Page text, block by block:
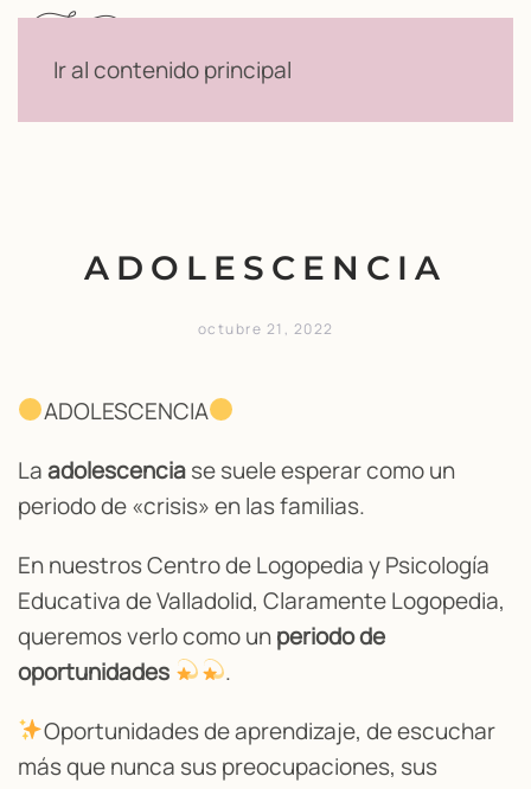
Ir al contenido principal
ADOLESCENCIA
octubre 21, 2022
ADOLESCENCIA
Laadolescenciase suele esperar como un
periodo de «crisis» en las familias.
En nuestros Centro de Logopedia y Psicología
Educativa de Valladolid, Claramente Logopedia,
queremos verlo como unperiodo de
oportunidades
.
Oportunidades de aprendizaje, de escuchar
más que nunca sus preocupaciones, sus